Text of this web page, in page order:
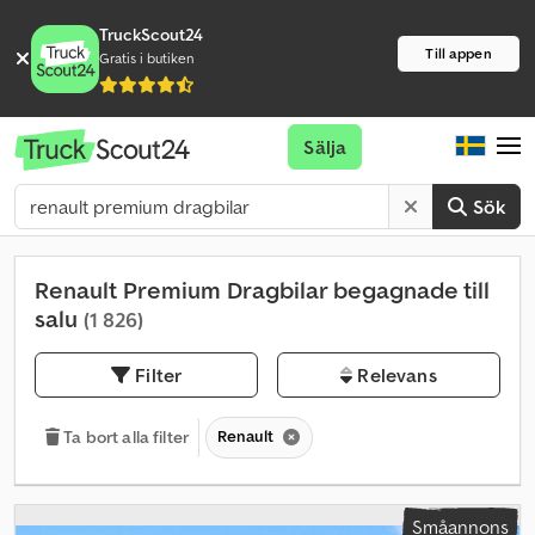
TruckScout24
Gratis i butiken Till appen
Sök
Sälja
Renault Premium Dragbilar begagnade till
salu (1 826)
Filter Relevans
Ta bort alla filter Renault
Småannons